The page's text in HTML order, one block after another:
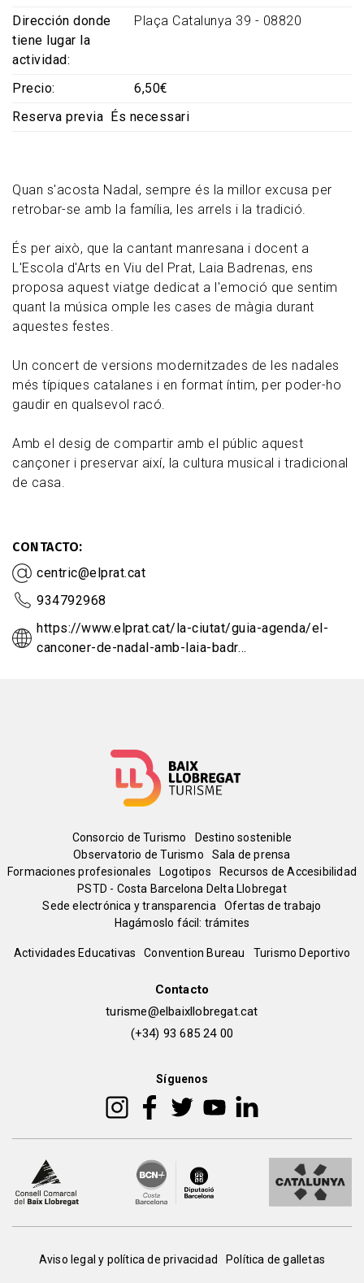
Quan s'acosta Nadal, sempre és la millor excusa per
retrobar-se amb la família, les arrels i la tradició.
És per això, que la cantant manresana i docent a
L'Escola d'Arts en Viu del Prat, Laia Badrenas, ens
proposa aquest viatge dedicat a l'emoció que sentim
quant la música omple les cases de màgia durant
aquestes festes.
Un concert de versions modernitzades de les nadales
més típiques catalanes i en format íntim, per poder-ho
gaudir en qualsevol racó.
Amb el desig de compartir amb el públic aquest
cançoner i preservar així, la cultura musical i tradicional
de casa.
CONTACTO
centric@elprat.cat
934792968
https://www.elprat.cat/la-ciutat/guia-agenda/el-
canconer-de-nadal-amb-laia-badr…
Dirección donde
tiene lugar la
actividad
Plaça Catalunya 39 - 08820
Precio
6,50€
Reserva previa
És necessari
Menú
del
pie
Consorcio de Turismo
Destino sostenible
Observatorio de Turismo
Sala de prensa
Formaciones profesionales
Logotipos
Recursos de Accesibilidad
PSTD - Costa Barcelona Delta Llobregat
Sede electrónica y transparencia
Ofertas de trabajo
Hagámoslo fácil: trámites
Peu
Actividades Educativas Convention Bureau Turismo Deportivo
Contacto
turisme@elbaixllobregat.cat
(+34) 93 685 24 00
Síguenos
Peu
Aviso legal y política de privacidad Política de galletas